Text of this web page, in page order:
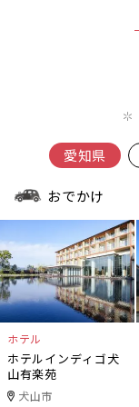
愛知県
おでかけ
ホテル
ホテルインディゴ犬
山有楽苑
犬山市